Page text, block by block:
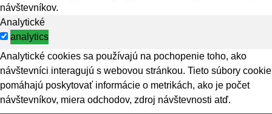
návštevníkov.
Analytické
analytics
Analytické cookies sa používajú na pochopenie toho, ako
návštevníci interagujú s webovou stránkou. Tieto súbory cookie
pomáhajú poskytovať informácie o metrikách, ako je počet
návštevníkov, miera odchodov, zdroj návštevnosti atď.